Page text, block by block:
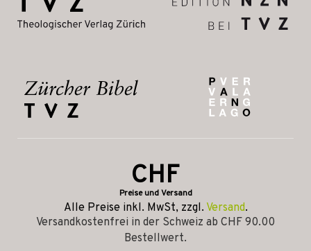
CHF
Preise und Versand
Alle Preise inkl. MwSt, zzgl. Versand.
Versandkostenfrei in der Schweiz ab CHF 90.00
Bestellwert.